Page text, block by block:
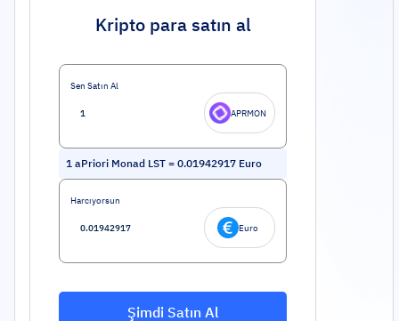
Kripto para satın al
Sen Satın Al
APRMON
1 aPriori Monad LST = 0.01942917 Euro
Harcıyorsun
Euro
Şimdi Satın Al